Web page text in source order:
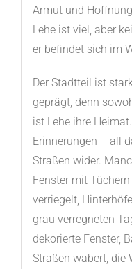
Armut und
Lehe ist viel, aber
er befindet sich im
Der Stadtteil ist
geprägt, denn
ist Lehe ihre
Erinnerungen – all
Straßen wider.
Fenster mit
verriegelt,
grau verregneten
dekorierte Fenster,
Straßen wabert, die